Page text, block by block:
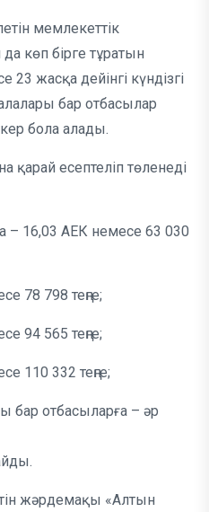
мемлекеттік
көп бірге тұратын
жасқа дейінгі күндізгі
бар отбасылар
бола алады.
қарай есептеліп төленеді
– 16,03 АЕК немесе 63 030
78 798 теңге;
94 565 теңге;
110 332 теңге;
бар отбасыларға – әр
жәрдемақы «Алтын